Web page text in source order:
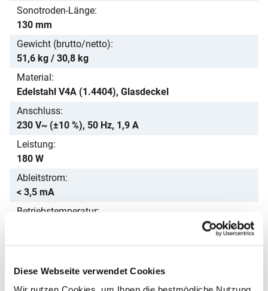
Diese Webseite verwendet Cookies
Sonotroden-Länge
130 mm
Gewicht (brutto/netto)
51,6 kg / 30,8 kg
Material
Edelstahl V4A (1.4404), Glasdeckel
Anschluss
230 V~ (±10 %), 50 Hz, 1,9 A
Leistung
180 W
Ableitstrom
< 3,5 mA
Betriebstemperatur
IP-Schutzart